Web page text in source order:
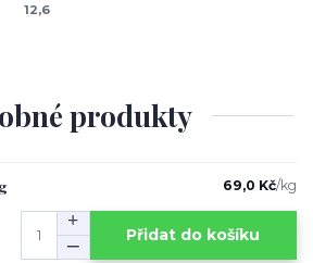
12,6
produkty
69,0 Kč/kg
Přidat do košíku